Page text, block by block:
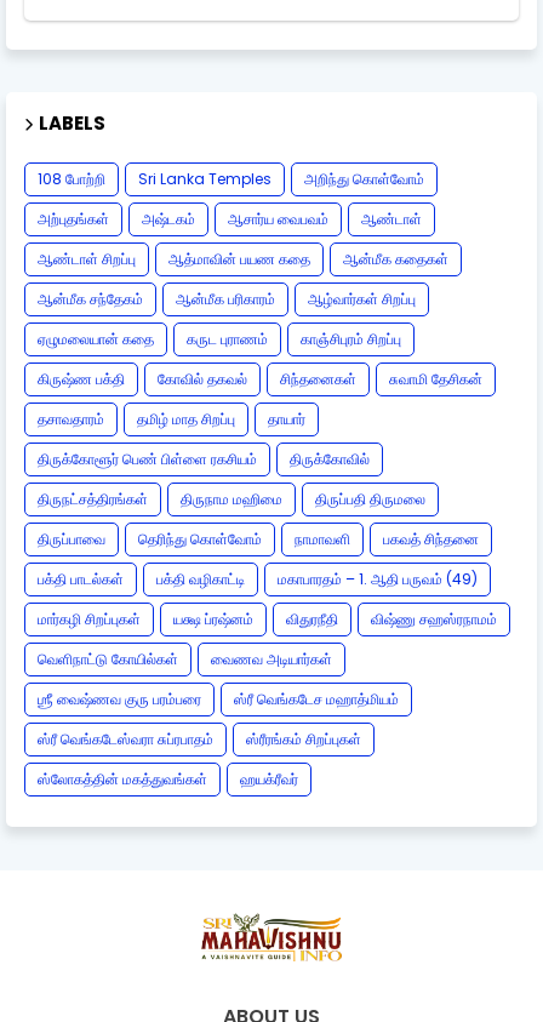
LABELS
108 போற்றி Sri Lanka Temples
அறிந்து கொள்வோம்
அற்புதங்கள்
அஷ்டகம் ஆசார்ய வைபவம்
ஆண்டாள்
ஆண்டாள் சிறப்பு
ஆத்மாவின் பயண கதை
ஆன்மீக கதைகள்
ஆன்மீக சந்தேகம்
ஆன்மீக பரிகாரம்
ஆழ்வார்கள் சிறப்பு
ஏழுமலையான் கதை
கருட புராணம்
காஞ்சிபுரம் சிறப்பு
கிருஷ்ண பக்தி
கோவில் தகவல் சிந்தனைகள்
சுவாமி தேசிகன்
தசாவதாரம்
தமிழ் மாத சிறப்பு
தாயார்
திருக்கோளூர் பெண் பிள்ளை ரகசியம்
திருக்கோவில்
திருநட்சத்திரங்கள்
திருநாம மஹிமை
திருப்பதி திருமலை
திருப்பாவை
தெரிந்து கொள்வோம் நாமாவளி
பகவத் சிந்தனை
பக்தி பாடல்கள்
பக்தி வழிகாட்டி
மகாபாரதம் – 1. ஆதி பருவம் (49)
மார்கழி சிறப்புகள்
யக்ஷ ப்ரஷ்னம் விதுரநீதி
விஷ்ணு சஹஸ்ரநாமம்
வெளிநாட்டு கோயில்கள்
வைணவ அடியார்கள்
ஶ்ரீ வைஷ்ணவ குரு பரம்பரை
ஸ்ரீ வெங்கடேச மஹாத்மியம்
ஸ்ரீ வெங்கடேஸ்வரா சுப்ரபாதம்
ஸ்ரீரங்கம் சிறப்புகள்
ஸ்லோகத்தின் மகத்துவங்கள்
ஹயக்ரீவர்